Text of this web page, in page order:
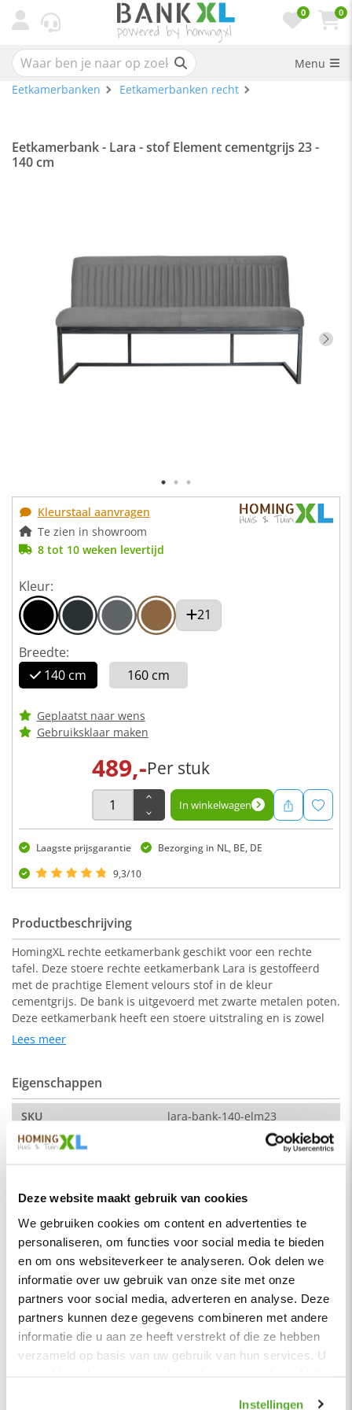
Deze website maakt gebruik van cookies
We gebruiken cookies om content en advertenties te
personaliseren, om functies voor social media te bieden
en om ons websiteverkeer te analyseren. Ook delen we
informatie over uw gebruik van onze site met onze
partners voor social media, adverteren en analyse. Deze
partners kunnen deze gegevens combineren met andere
informatie die u aan ze heeft verstrekt of die ze hebben
verzameld op basis van uw gebruik van hun services. U
Instellingen
0 0
Menu
Eetkamerbanken
Eetkamerbanken recht
Eetkamerbank - Lara - stof Element cementgrijs 23 -
140 cm
Kleurstaal aanvragen
Te zien in showroom
8 tot 10 weken levertijd
Kleur:
21
Breedte:
140 cm
160 cm
Geplaatst naar wens
Gebruiksklaar maken
489,-Per stuk
In winkelwagen
Laagste prijsgarantie
Bezorging in NL, BE, DE
9,3/10
Productbeschrijving
HomingXL rechte eetkamerbank geschikt voor een rechte
tafel. Deze stoere rechte eetkamerbank Lara is gestoffeerd
met de prachtige Element velours stof in de kleur
cementgrijs. De bank is uitgevoerd met zwarte metalen poten.
Deze eetkamerbank heeft een stoere uitstraling en is zowel
geschikt voor een industrieel als een modern interieur.
De kleur op de foto kan per computerscherm afwijken van de
werkelijkheid. Zeker weten dat dit de kleur is die je zoekt?
Vraag dan een stukje van de stof op via de knop "kleurstaal
aanvragen".
Zithoogte: 51 cm
Stof
Element stof is een velours stofsoort met een zachte
uitstraling. Door de velours stof krijgt de bank een zeer
opvallende en rijke uitstraling. De Element stof is geschikt
voor zowel een modern als een klassiek interieur.
Samenstelling:
100% PES (polyester)
Lees meer
Eigenschappen
SKU
lara-bank-140-elm23
Montage
Soort
Eetkamerbanken
Vorm
Recht
Serie
Lara
Kleur
Cement licht
Materiaal
Stof
Zitbreedte
45 cm
Zitdiepte
44 cm
Normaal - Stevig